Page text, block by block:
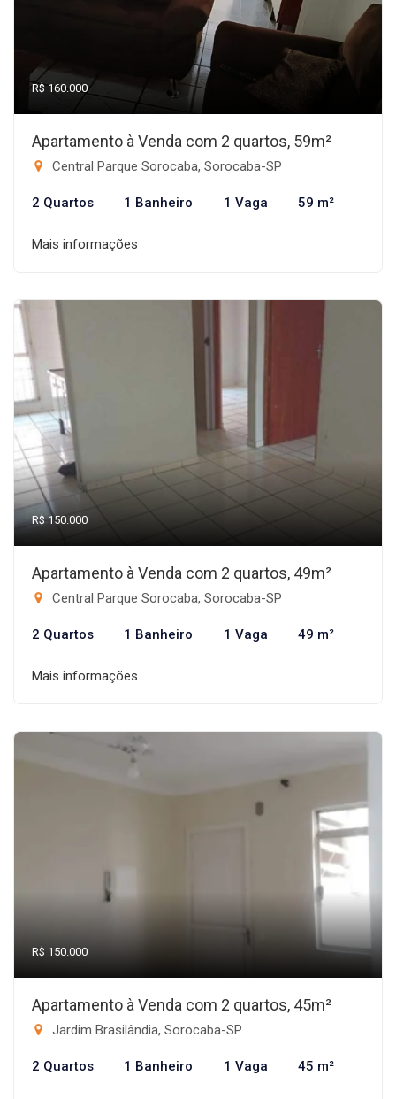
R$ 160.000
Apartamento à Venda com 2 quartos, 59m²
Central Parque Sorocaba, Sorocaba-SP
2 Quartos 1 Banheiro 1 Vaga 59 m²
Mais informações
R$ 150.000
Apartamento à Venda com 2 quartos, 49m²
Central Parque Sorocaba, Sorocaba-SP
2 Quartos 1 Banheiro 1 Vaga 49 m²
Mais informações
R$ 150.000
Apartamento à Venda com 2 quartos, 45m²
Jardim Brasilândia, Sorocaba-SP
2 Quartos 1 Banheiro 1 Vaga 45 m²